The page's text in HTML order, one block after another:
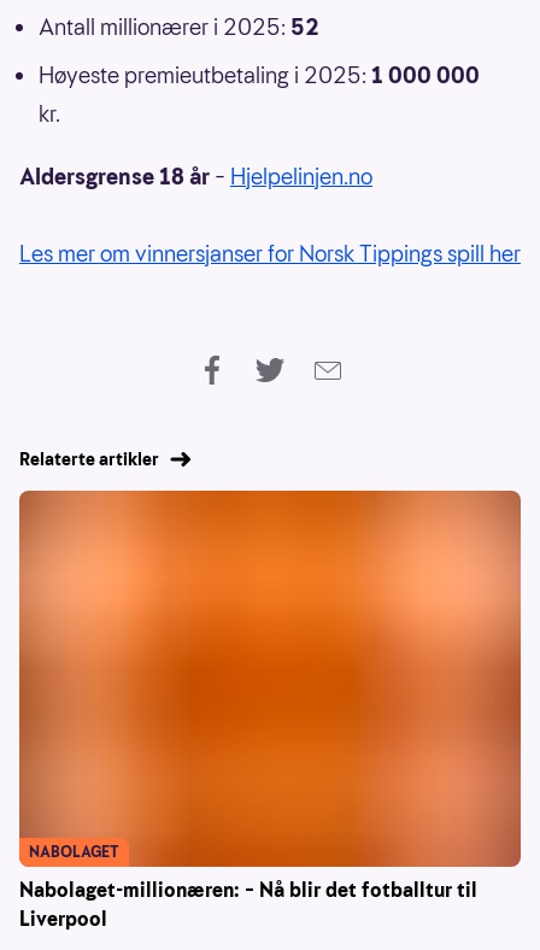
Antall millionærer i 2025: 52
Høyeste premieutbetaling i 2025: 1 000 000
kr.
Aldersgrense 18 år – Hjelpelinjen.no
Les mer om vinnersjanser for Norsk Tippings spill her
Relaterte artikler
Nabolaget-millionæren: – Nå blir det fotballtur til
Liverpool
NABOLAGET